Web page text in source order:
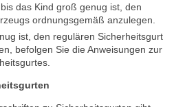
das Kind groß genug ist, den
ordnungsgemäß anzulegen.
ist, den regulären Sicherheitsgurt
befolgen Sie die Anweisungen zur